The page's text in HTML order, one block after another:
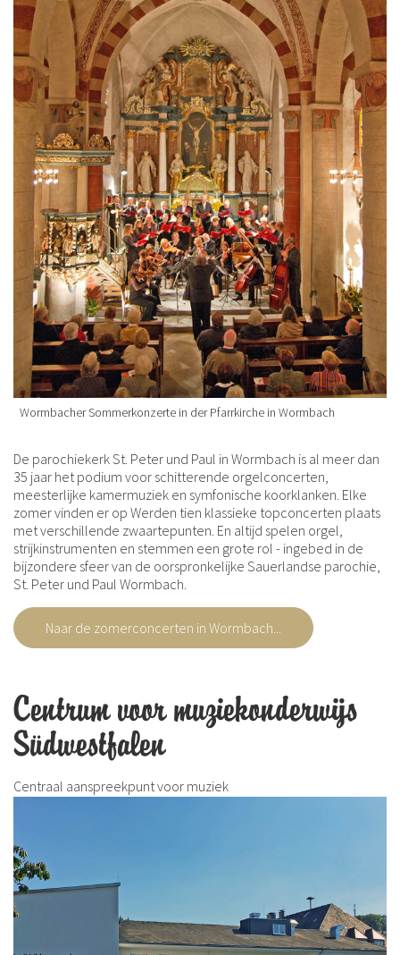
Wormbacher Sommerkonzerte in der Pfarrkirche in Wormbach
De parochiekerk St. Peter und Paul in Wormbach is al meer dan
35 jaar het podium voor schitterende orgelconcerten,
meesterlijke kamermuziek en symfonische koorklanken. Elke
zomer vinden er op Werden tien klassieke topconcerten plaats
met verschillende zwaartepunten. En altijd spelen orgel,
strijkinstrumenten en stemmen een grote rol - ingebed in de
bijzondere sfeer van de oorspronkelijke Sauerlandse parochie,
St. Peter und Paul Wormbach.
Naar de zomerconcerten in Wormbach...
Centrum voor muziekonderwijs
Südwestfalen
Centraal aanspreekpunt voor muziek